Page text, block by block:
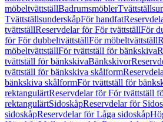
möbeltvättställBadrumsmöbler
TvättställsunderskåpFör handfat
tvättställReservdelar för För tvättställFör
för För dubbeltvättställFör möbeltvättställ
möbeltvättställFör tvättställ för bänkskiva
tvättställ för bänkskivaBänkskivor
tvättställ för bänkskiva skålform
bänkskiva skålformFör tvättställ för
rektangulärtReservdelar för För tvättställ
rektangulärtSidoskåpReservdelar för
sidoskåpReservdelar för Låga sidoskåp